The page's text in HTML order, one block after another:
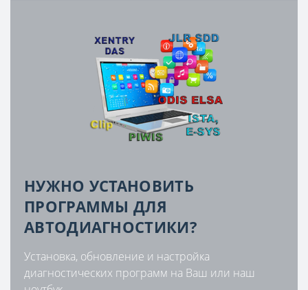
НУЖНО УСТАНОВИТЬ
ПРОГРАММЫ ДЛЯ
АВТОДИАГНОСТИКИ?
Установка, обновление и настройка
диагностических программ на Ваш или наш